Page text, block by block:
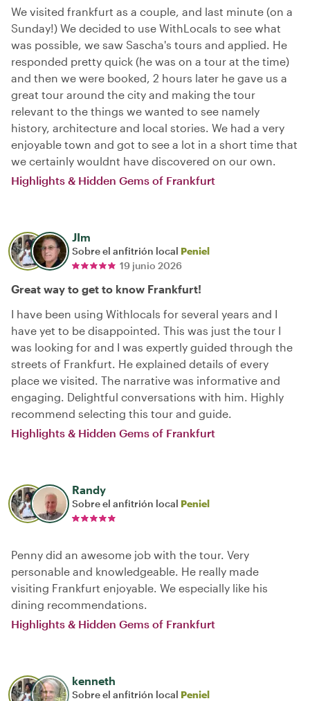
We visited frankfurt as a couple, and last minute (on a
Sunday!) We decided to use WithLocals to see what
was possible, we saw Sascha's tours and applied. He
responded pretty quick (he was on a tour at the time)
and then we were booked, 2 hours later he gave us a
great tour around the city and making the tour
relevant to the things we wanted to see namely
history, architecture and local stories. We had a very
enjoyable town and got to see a lot in a short time that
we certainly wouldnt have discovered on our own.
Highlights & Hidden Gems of Frankfurt
JIm
Sobre el anfitrión local Peniel
19 junio 2026
Great way to get to know Frankfurt!
I have been using Withlocals for several years and I
have yet to be disappointed. This was just the tour I
was looking for and I was expertly guided through the
streets of Frankfurt. He explained details of every
place we visited. The narrative was informative and
engaging. Delightful conversations with him. Highly
recommend selecting this tour and guide.
Highlights & Hidden Gems of Frankfurt
Randy
Sobre el anfitrión local Peniel
Penny did an awesome job with the tour. Very
personable and knowledgeable. He really made
visiting Frankfurt enjoyable. We especially like his
dining recommendations.
Highlights & Hidden Gems of Frankfurt
kenneth
Sobre el anfitrión local Peniel